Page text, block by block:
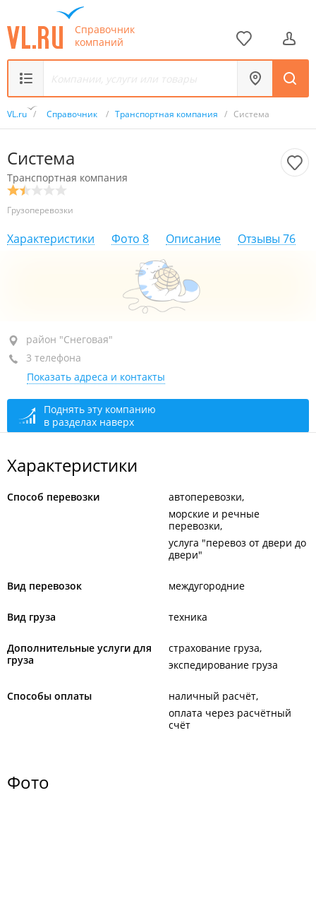
Справочник
компаний
VL.ru / Справочник / Транспортная компания / Система
Система
Транспортная компания
Грузоперевозки
Характеристики Фото 8 Описание Отзывы 76
район "Снеговая", ул. Военное шоссе, 27 стр. 5
+7 (423) 298-09-90
+7 904 628-09-90
+7 914 791-19-70
сегодня закрыто
район "Снеговая"
3 телефона
Показать адреса и контакты
Поднять эту компанию
в разделах наверх
Характеристики
Способ перевозки
автоперевозки
морские и речные
перевозки
услуга "перевоз от двери до
двери"
Вид перевозок междугородние
Вид груза техника
Дополнительные услуги для
груза
страхование груза
экспедирование груза
Способы оплаты
наличный расчёт
оплата через расчётный
счёт
Фото